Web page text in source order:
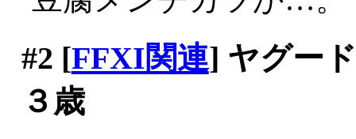
#2 [FFXI関連] ヤグー
３歳